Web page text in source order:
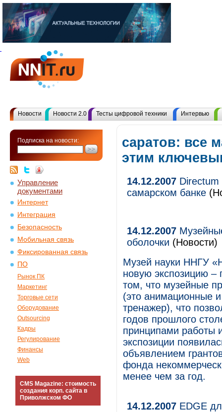
Новости Новости 2.0 Тесты цифровой техники Интервью
Подписка на новости:
Управление
документами
Интернет
Интеграция
Безопасность
Мобильная связь
Фиксированная связь
ПО
Рынок ПК
Маркетинг
Торговые сети
Оборудование
Outsourcing
Кадры
Регулирование
Финансы
Web
CMS Magazine: стоимость
создания корп. сайта в
Приволжском ФО
саратов: все
этим
14.12.2007 Directum
самарском банке
14.12.2007
оболочки (Новости)
Музей науки ННГУ
новую экспозицию –
том, что музейные
(это анимационные
тренажер), что
годов прошлого
принципами работы
экспозиции
объявлением
фонда
менее чем за год.
14.12.2007 EDGE